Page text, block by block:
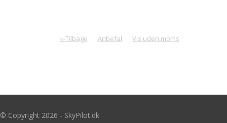
«-Tilbage Anbefal Vis uden moms
© Copyright 2026 - SkyPilot.dk